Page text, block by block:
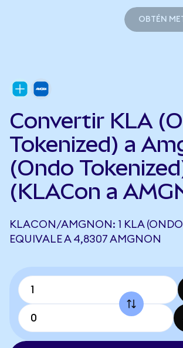
OBTÉN
Convertir KLA
Tokenized) a
(Ondo
(KLACon a
KLACON/AMGNON: 1 KLA (ONDO
EQUIVALE A 4,8307 AMGNON